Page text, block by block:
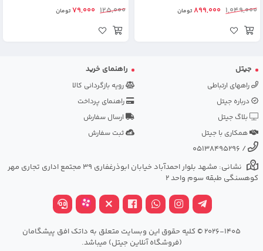
1,049,000
899,000تومان 125,000
79,000تومان
جیتل
راههای ارتباطی
درباره جیتل
بلاگ جیتل
همکاری با جیتل
راهنمای خرید
رویه بازگردانی کالا
راهنمای پرداخت
ارسال سفارش
ثبت سفارش
/
05138495296
نشانی: مشهد بلوار احمدآباد خیابان ابوذرغفاری 39 مجتمع اداری تجاری مهر
کوهسنگی طبقه سوم واحد 2
2026-1405 © کلیه حقوق این وبسایت متعلق به داتک افق پیشگامان
(فروشگاه آنلاین جیتل) میباشد.